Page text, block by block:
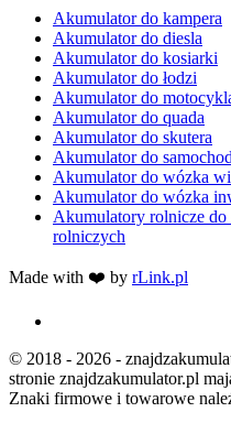
Akumulator do kampera
Akumulator do diesla
Akumulator do kosiarki
Akumulator do łodzi
Akumulator do
Akumulator do quada
Akumulator do skutera
Akumulator do
Akumulator do wózka
Akumulator do wózka
Akumulatory rolnicze
rolniczych
Made with ❤️ by rLink.pl
© 2018 - 2026 -
stronie znajdzakumulator.pl
Znaki firmowe i towarowe